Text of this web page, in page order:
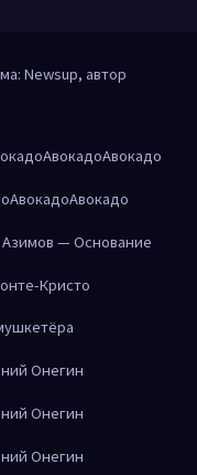
Newsup, автор
АвокадоАвокадо
АвокадоАвокадо
Азимов — Основание
Кристо
Онегин
Онегин
Онегин